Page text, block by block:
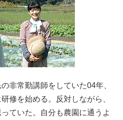
非常勤講師をしていた04年、
修を始める。反対しながら、
ていた。自分も農園に通うよ